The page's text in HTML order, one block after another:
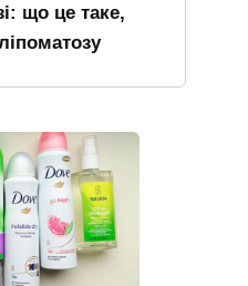
що це таке,